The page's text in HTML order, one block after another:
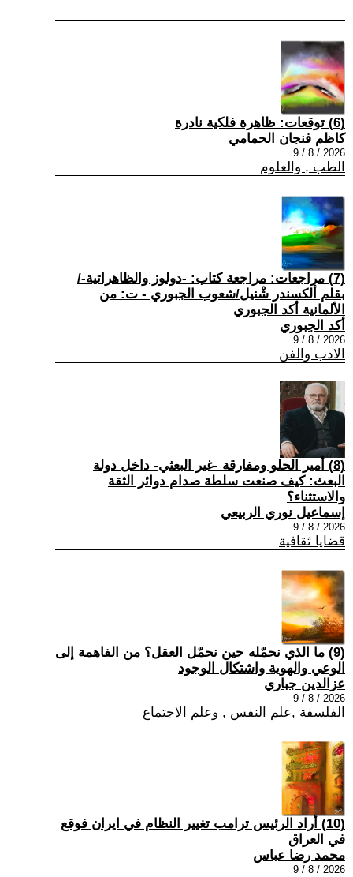
(6) توقعات: ظاهرة فلكية نادرة
كاظم فنجان الحمامي
2026 / 8 / 9
الطب , والعلوم
(7) مراجعات: مراجعة كتاب: -دولوز والظاهراتية-/
بقلم ألكسندر شْنيل/شعوب الجبوري - ت: من
الألمانية أكد الجبوري
أكد الجبوري
2026 / 8 / 9
الادب والفن
(8) أمير الحلو ومفارقة -غير البعثي- داخل دولة
البعث: كيف صنعت سلطة صدام دوائر الثقة
والاستثناء؟
إسماعيل نوري الربيعي
2026 / 8 / 9
قضايا ثقافية
(9) ما الذي نحمّله حين نحمّل العقل؟ من الفاهمة إلى
الوعي والهوية واشتكال الوجود
عزالدين جباري
2026 / 8 / 9
الفلسفة ,علم النفس , وعلم الاجتماع
(10) أراد الرئيس ترامب تغيير النظام في ايران فوقع
في العراق
محمد رضا عباس
2026 / 8 / 9